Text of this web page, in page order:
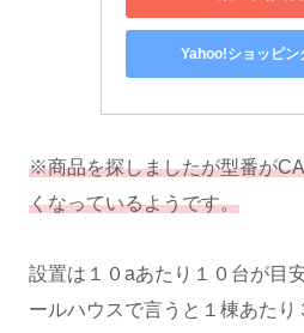
Yahoo!ショッピン
※商品を探しましたが型番が
くなっているようです。
設置は１０aあたり１０台が目
ールハウスで言うと１棟あた